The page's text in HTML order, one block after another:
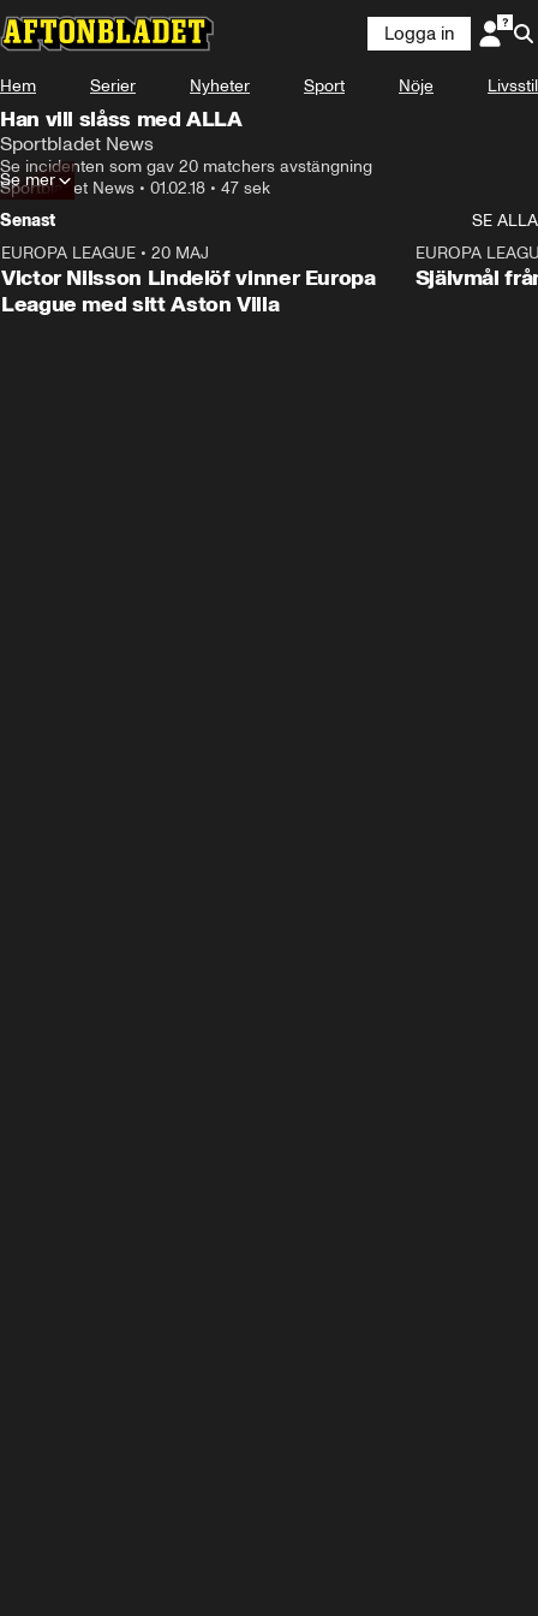
Logga in
Hem Serier Nyheter Sport Nöje Livsstil
Han vill slåss med ALLA
Sportbladet News
Se incidenten som gav 20 matchers avstängning
Sportbladet News • 01.02.18 • 47 sek
Se mer
Senast
SE ALLA
EUROPA LEAGUE • 20 MAJ
Victor Nilsson Lindelöf vinner Europa
League med sitt Aston Villa
EUROPA
Självmål